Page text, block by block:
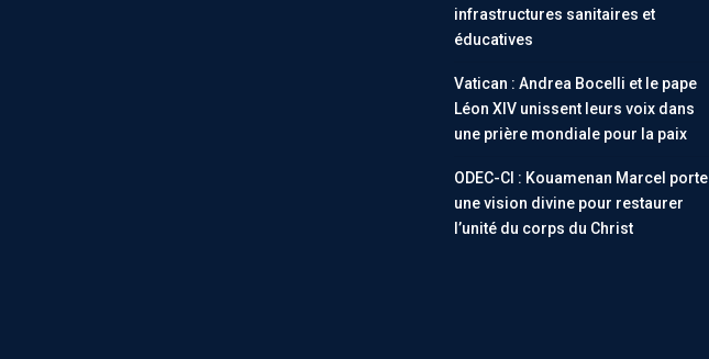
infrastructures sanitaires et
éducatives
Vatican : Andrea Bocelli et le pape
Léon XIV unissent leurs voix dans
une prière mondiale pour la paix
ODEC-CI : Kouamenan Marcel porte
une vision divine pour restaurer
l’unité du corps du Christ